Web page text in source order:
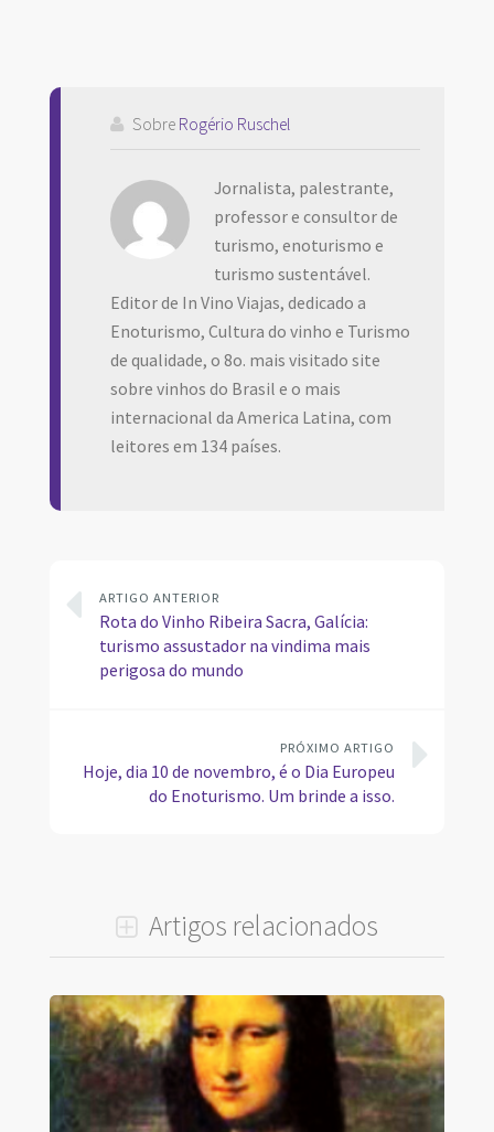
Sobre Rogério Ruschel
Jornalista, palestrante,
professor e consultor de
turismo, enoturismo e
turismo sustentável.
Editor de In Vino Viajas, dedicado a
Enoturismo, Cultura do vinho e Turismo
de qualidade, o 8o. mais visitado site
sobre vinhos do Brasil e o mais
internacional da America Latina, com
leitores em 134 países.
ARTIGO ANTERIOR
Rota do Vinho Ribeira Sacra, Galícia:
turismo assustador na vindima mais
perigosa do mundo
PRÓXIMO ARTIGO
Hoje, dia 10 de novembro, é o Dia Europeu
do Enoturismo. Um brinde a isso.
Artigos relacionados